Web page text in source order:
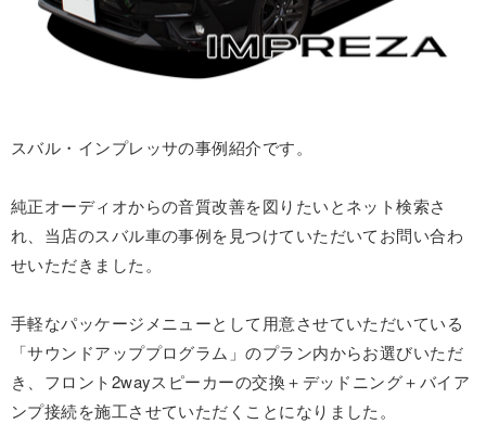
スバル・インプレッサの事例紹介です。
純正オーディオからの音質改善を図りたいとネット検索さ
れ、当店のスバル車の事例を見つけていただいてお問い合わ
せいただきました。
手軽なパッケージメニューとして用意させていただいている
「サウンドアッププログラム」のプラン内からお選びいただ
き、フロント2wayスピーカーの交換＋デッドニング＋バイア
ンプ接続を施工させていただくことになりました。